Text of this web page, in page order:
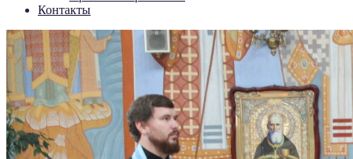
Контакты